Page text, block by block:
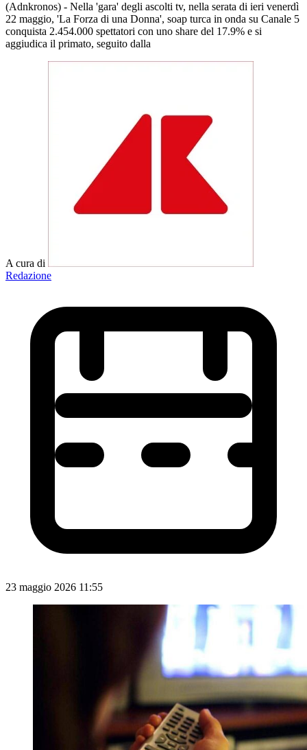
(Adnkronos) - Nella 'gara' degli ascolti tv, nella serata di ieri venerdì
22 maggio, 'La Forza di una Donna', soap turca in onda su Canale 5
conquista 2.454.000 spettatori con uno share del 17.9% e si
aggiudica il primato, seguito dalla
A cura di
Redazione
23 maggio 2026 11:55